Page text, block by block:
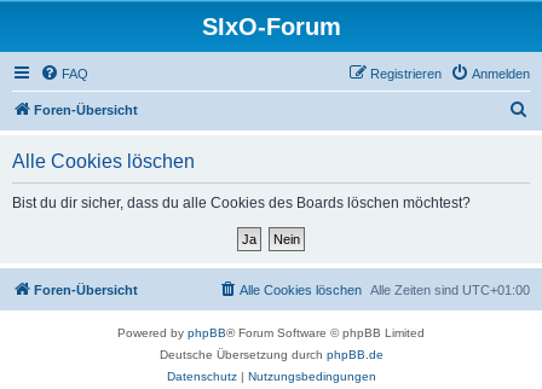
SIxO-Forum
FAQ Anmelden
Registrieren
Foren-Übersicht
Alle Cookies löschen
Bist du dir sicher, dass du alle Cookies des Boards löschen möchtest?
Foren-Übersicht Alle Zeiten sind UTC+01:00
Alle Cookies löschen
Powered by phpBB® Forum Software © phpBB Limited
Deutsche Übersetzung durch phpBB.de
Datenschutz| Nutzungsbedingungen